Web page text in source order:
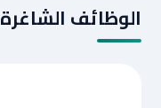
الوظائف الشاغرة